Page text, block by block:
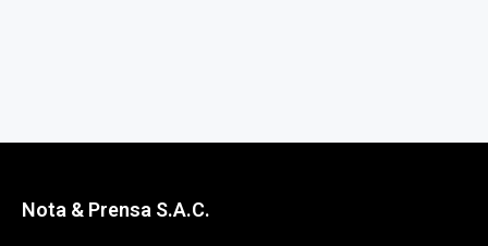
Nota & Prensa S.A.C.